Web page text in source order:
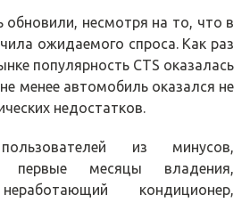
обновили, несмотря на то, что в
ожидаемого спроса. Как раз
популярность CTS оказалась
менее автомобиль оказался не
недостатков.
из минусов,
первые месяцы владения,
кондиционер,